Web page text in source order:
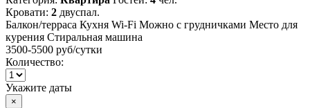
Кровати: 2 двуспал.
Балкон/терраса Кухня Wi-Fi Можно с грудничками Место для
курения Стиральная машина
3500-5500 руб/сутки
Количество:
Укажите даты
×